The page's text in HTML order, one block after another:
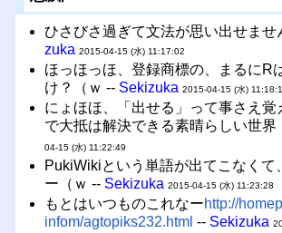
ひさびさ過ぎて文法が思い出せませ
zuka 2015-04-15 (水) 11:17:02
ほっほっほ、登録商標の、まるにR
け？（ｗ -- Sekizuka 2015-04-15 (水)
にょほほ、「出せる」って事さえ覚
で大抵は解決できる素晴らしい世界
04-15 (水) 11:22:49
PukiWikiという単語が出てこなくて
ー（ｗ -- Sekizuka 2015-04-15 (水) 11:23:28
もとはいつものこれなーhttp://
infom/agtopiks232.html -- Sekizuka